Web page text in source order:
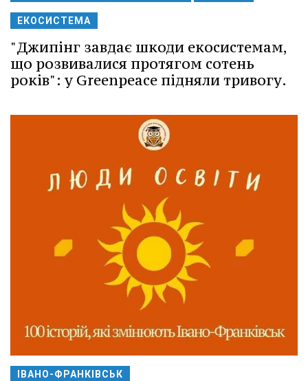
ЕКОСИСТЕМА
"Джипінг завдає шкоди екосистемам,
що розвивалися протягом сотень
років": у Greenpeace підняли тривогу.
ІВАНО-ФРАНКІВСЬК